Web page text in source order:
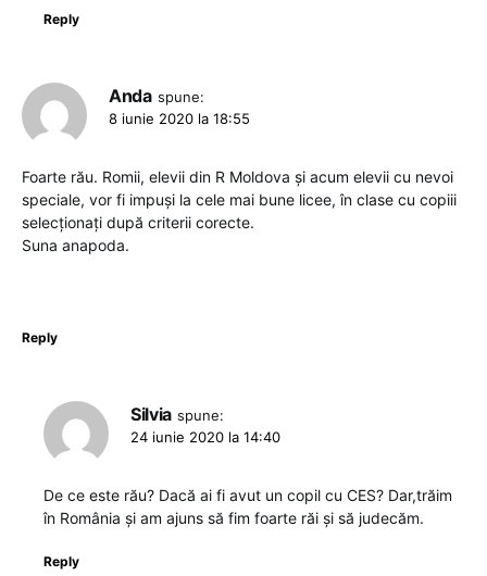
Reply
Anda spune:
8 iunie 2020 la 18:55
Foarte rău. Romii, elevii din R Moldova și acum elevii cu nevoi
speciale, vor fi impuși la cele mai bune licee, în clase cu copiii
selecționați după criterii corecte.
Suna anapoda.
Reply
Silvia spune:
24 iunie 2020 la 14:40
De ce este rău? Dacă ai fi avut un copil cu CES? Dar,trăim
în România și am ajuns să fim foarte răi și să judecăm.
Reply